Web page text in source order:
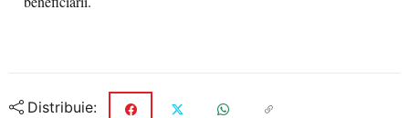
Distribuie: